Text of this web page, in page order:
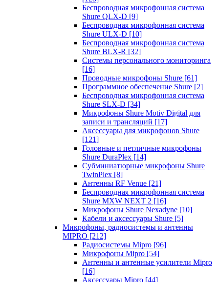
Беспроводная микрофонная система
Shure QLX-D [9]
Беспроводная микрофонная система
Shure ULX-D [10]
Беспроводная микрофонная система
Shure BLX-R [32]
Системы персонального мониторинга
[16]
Проводные микрофоны Shure [61]
Программное обеспечение Shure [2]
Беспроводная микрофонная система
Shure SLX-D [34]
Микрофоны Shure Motiv Digital для
записи и трансляций [17]
Аксессуары для микрофонов Shure
[121]
Головные и петличные микрофоны
Shure DuraPlex [14]
Субминиатюрные микрофоны Shure
TwinPlex [8]
Антенны RF Venue [21]
Беспроводная микрофонная система
Shure MXW NEXT 2 [16]
Микрофоны Shure Nexadyne [10]
Кабели и аксессуары Shure [5]
Микрофоны, радиосистемы и антенны
MIPRO [212]
Радиосистемы Mipro [96]
Микрофоны Mipro [54]
Антенны и антенные усилители Mipro
[16]
Аксессуары Mipro [44]